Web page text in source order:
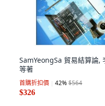
SamYeongSa 貿易結算論,
等著
首購折扣價 42%$564
$326